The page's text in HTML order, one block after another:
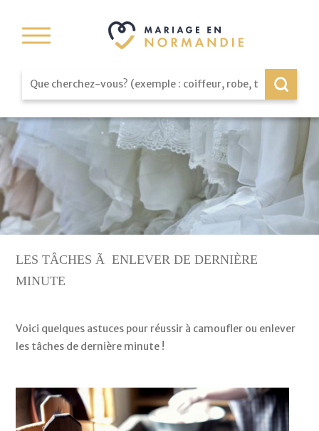
LES TÂCHES Ã ENLEVER DE DERNIÈRE
MINUTE
Voici quelques astuces pour réussir à camoufler ou enlever
les tâches de dernière minute !